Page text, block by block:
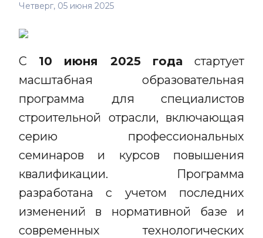
Четверг, 05 июня 2025
С 10 июня 2025 года стартует
масштабная образовательная
программа для специалистов
строительной отрасли, включающая
серию профессиональных
семинаров и курсов повышения
квалификации. Программа
разработана с учетом последних
изменений в нормативной базе и
современных технологических